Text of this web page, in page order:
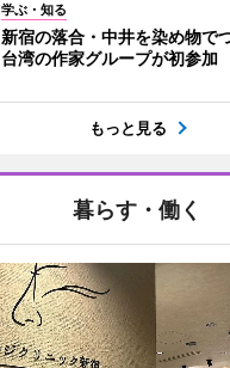
学ぶ・知る
新宿の落合・中井を染め物で
台湾の作家グループが初参加
もっと見る
暮らす・働く